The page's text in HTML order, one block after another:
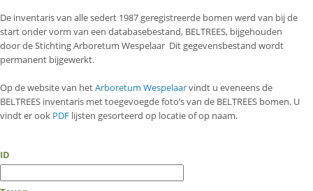
n
t
De inventaris van alle sedert 1987 geregistreerde bomen werd van bij de
start onder vorm van een databasebestand, BELTREES, bijgehouden
door de Stichting Arboretum Wespelaar Dit gegevensbestand wordt
permanent bijgewerkt.
Op de website van hetArboretum Wespelaarvindt u eveneens de
BELTREES inventaris met toegevoegde foto’s van de BELTREES bomen. U
vindt er ook PDF lijsten gesorteerd op locatie of op naam.
ID